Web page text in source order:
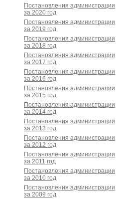
Постановления администрации
за 2020 год
Постановления администрации
за 2019 год
Постановления администрации
за 2018 год
Постановления администрации
за 2017 год
Постановления администрации
за 2016 год
Постановления администрации
за 2015 год
Постановления администрации
за 2014 год
Постановления администрации
за 2013 год
Постановления администрации
за 2012 год
Постановления администрации
за 2011 год
Постановления администрации
за 2010 год
Постановления администрации
за 2009 год